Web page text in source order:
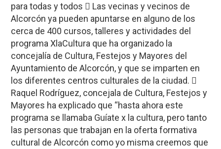
para todas y todos  Las vecinas y vecinos de
Alcorcón ya pueden apuntarse en alguno de los
cerca de 400 cursos, talleres y actividades del
programa XlaCultura que ha organizado la
concejalía de Cultura, Festejos y Mayores del
Ayuntamiento de Alcorcón, y que se imparten en
los diferentes centros culturales de la ciudad. 
Raquel Rodríguez, concejala de Cultura, Festejos y
Mayores ha explicado que “hasta ahora este
programa se llamaba Guíate x la cultura, pero tanto
las personas que trabajan en la oferta formativa
cultural de Alcorcón como yo misma creemos que